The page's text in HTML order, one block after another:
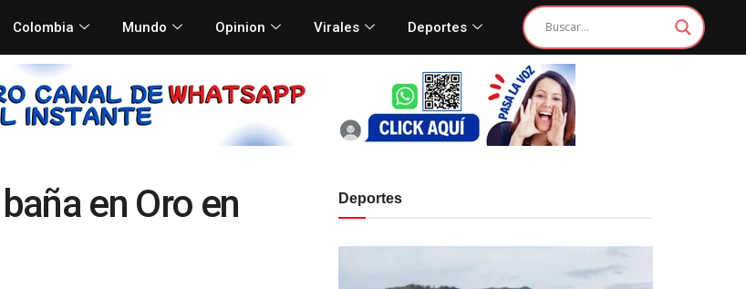
Colombia Mundo Opinion Virales Deportes
en Oro en
Deportes